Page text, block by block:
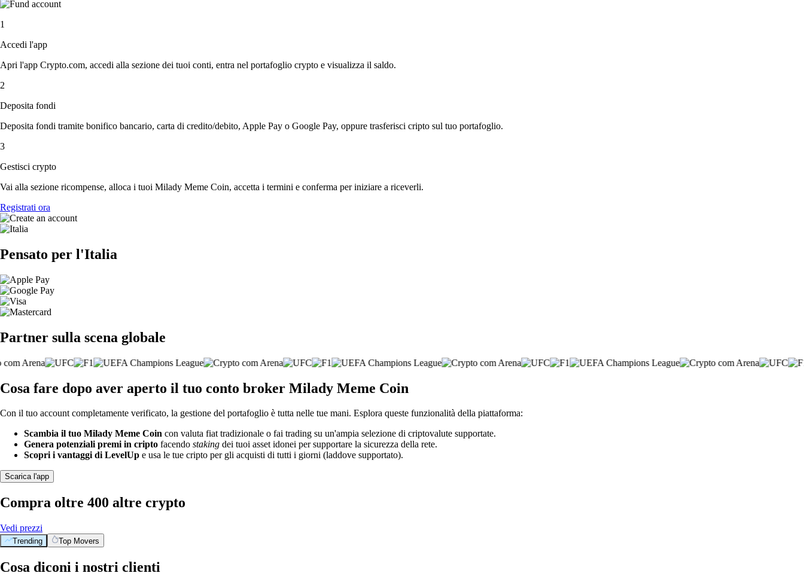
1
Accedi l'app
Apri l'app Crypto.com, accedi alla sezione dei tuoi conti, entra nel portafoglio crypto e visualizza il saldo.
2
Deposita fondi
Deposita fondi tramite bonifico bancario, carta di credito/debito, Apple Pay o Google Pay, oppure trasferisci cripto sul tuo portafoglio.
3
Gestisci crypto
Vai alla sezione ricompense, alloca i tuoi Milady Meme Coin, accetta i termini e conferma per iniziare a riceverli.
Registrati ora
Pensato per l'Italia
Partner sulla scena globale
Cosa fare dopo aver aperto il tuo conto broker Milady Meme Coin
Con il tuo account completamente verificato, la gestione del portafoglio è tutta nelle tue mani. Esplora queste funzionalità della piattaforma:
Scambia il tuo Milady Meme Coin con valuta fiat tradizionale o fai trading su un'ampia selezione di criptovalute supportate.
Genera potenziali premi in cripto facendo staking dei tuoi asset idonei per supportare la sicurezza della rete.
Scopri i vantaggi di LevelUp e usa le tue cripto per gli acquisti di tutti i giorni (laddove supportato).
Scarica l'app
Compra oltre 400 altre crypto
Vedi prezzi
Trending Top Movers
Cosa diconi i nostri clienti